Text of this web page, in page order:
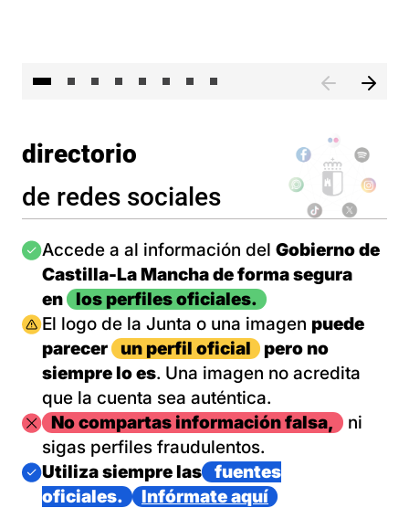
directorio
de redes sociales
Imagen
Accede a al información del Gobierno de
Castilla-La Mancha de forma segura
en
los perfiles oficiales.
Imagen
El logo de la Junta o una imagen puede
parecer
un perfil oficial
pero no
siempre lo es. Una imagen no acredita
que la cuenta sea auténtica.
ImagenNo compartas información falsa,
ni
sigas perfiles fraudulentos.
Imagen
Utiliza siempre las
fuentes
oficiales.
Infórmate aquí